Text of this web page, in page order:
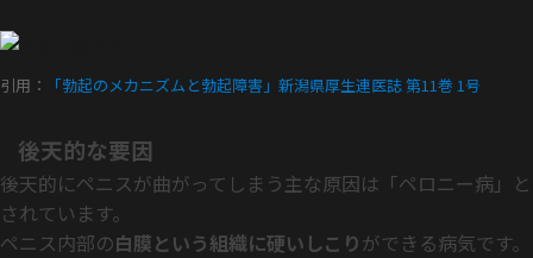
引用： 「勃起のメカニズムと勃起障害」新潟県厚生連医誌 第11巻 1号
後天的な要因
後天的にペニスが曲がってしまう主な原因は「ペロニー病」と
されています。
ペニス内部の白膜という組織に硬いしこりができる病気です。